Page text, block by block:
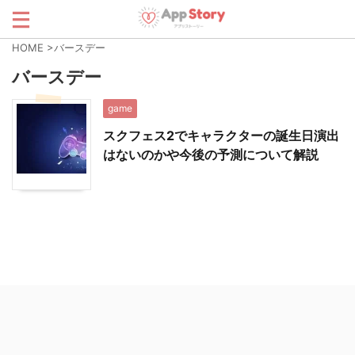
HOME >バースデー
バースデー
game
スクフェス2でキャラクターの誕生日演出
はないのかや今後の予測について解説